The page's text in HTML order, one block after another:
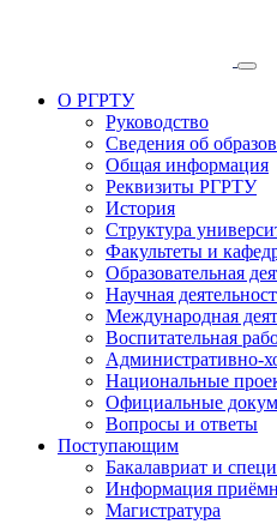
О РГРТУ
Руководство
Сведения об
Общая информация
Реквизиты РГРТУ
История
Структура
Факультеты и
Образовательная
Научная
Международная
Воспитательная
Административно-
Национальные
Официальные
Вопросы и ответы
Поступающим
Бакалавриат и
Информация
Магистратура